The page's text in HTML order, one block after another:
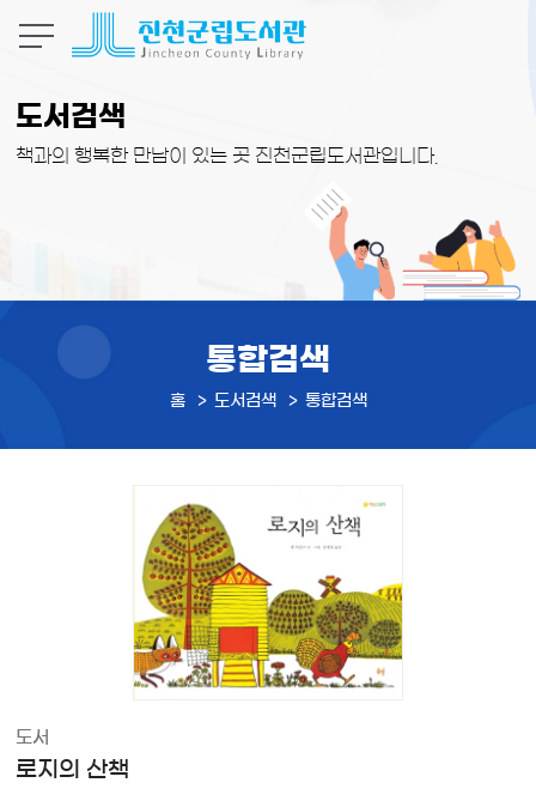
도서검색
책과의 행복한 만남이 있는 곳 진천군립도서관입니다.
통합검색
홈 도서검색 통합검색
도서
로지의 산책